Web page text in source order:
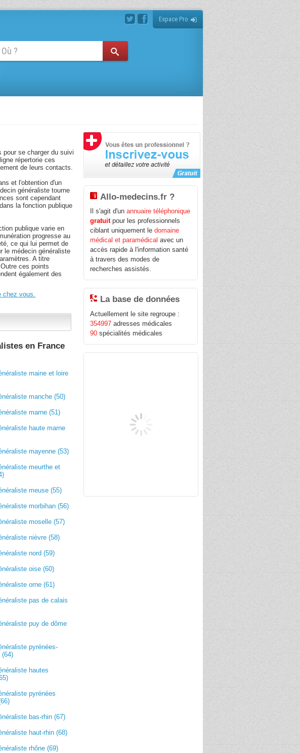
Espace Pro
pour se charger du suivi
répertorie ces
de leurs contacts.
et l'obtention d'un
généraliste tourne
sont cependant
la fonction publique
publique varie en
progresse au
ce qui lui permet de
le médecin généraliste
A titre
ces points
également des
vous.
en France
maine et loire
manche (50)
marne (51)
haute marne
mayenne (53)
meurthe et
meuse (55)
morbihan (56)
moselle (57)
nièvre (58)
nord (59)
oise (60)
orne (61)
pas de calais
puy de dôme
pyrénées-
(64)
hautes
pyrénées
bas-rhin (67)
haut-rhin (68)
rhône (69)
Allo-medecins.fr ?
Il s'agit d'unannuaire téléphonique
gratuitpour les professionnels
ciblant uniquement ledomaine
médical et paramédical avec un
accès rapide à l'information santé
à travers des modes de
recherches assistés.
La base de données
Actuellement le site regroupe :
354997 adresses médicales
90 spécialités médicales